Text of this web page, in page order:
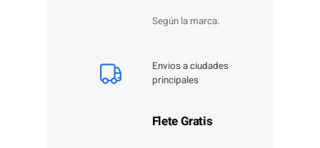
Según la marca.
Envios a ciudades
principales
Flete Gratis